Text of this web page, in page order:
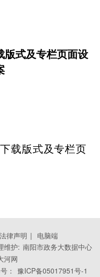
版式及专栏页面设
载版式及专栏页
法律声明 | 电脑端
维护: 南阳市政务大数据中心
河网
： 豫ICP备05017951号-1